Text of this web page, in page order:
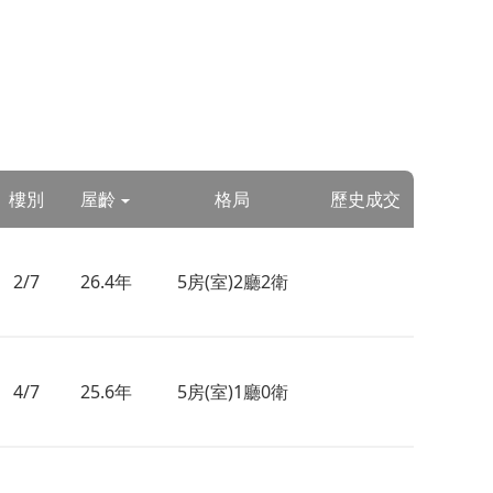
樓別 屋齡 格局 歷史成交
2/7 26.4年 5房(室)2廳2衛
4/7 25.6年 5房(室)1廳0衛